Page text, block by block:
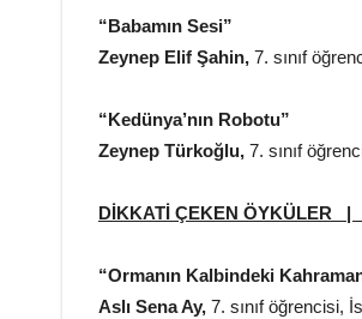
“Babamın Sesi”
Zeynep Elif Şahin, 7. sınıf
“Kedünya’nın Robotu”
Zeynep Türkoğlu, 7. sınıf
DİKKATİ ÇEKEN ÖYKÜLER |
“Ormanın Kalbindeki
Aslı Sena Ay, 7. sınıf öğrencisi,